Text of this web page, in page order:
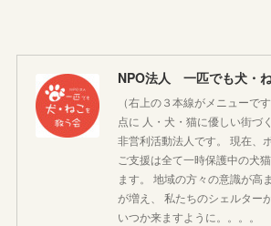
NPO法人 一匹でも犬・
（右上の３本線がメニューで
点に 人・犬・猫に優しい街づ
非営利活動法人です。 現在、
ご支援は全て一時保護中の犬
ます。 地域の方々の意識が高
が増え、 私たちのシェルター
いつか来ますように。。。。